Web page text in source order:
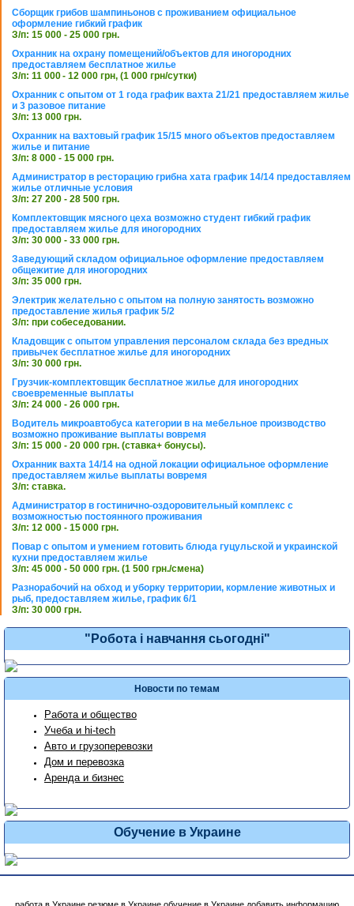
Сборщик грибов шампиньонов с проживанием официальное
оформление гибкий график
З/п: 15 000 - 25 000 грн.
Охранник на охрану помещений/объектов для иногородних
предоставляем бесплатное жилье
З/п: 11 000 - 12 000 грн, (1 000 грн/сутки)
Охранник с опытом от 1 года график вахта 21/21 предоставляем жилье
и 3 разовое питание
З/п: 13 000 грн.
Охранник на вахтовый график 15/15 много объектов предоставляем
жилье и питание
З/п: 8 000 - 15 000 грн.
Администратор в ресторацию грибна хата график 14/14 предоставляем
жилье отличные условия
З/п: 27 200 - 28 500 грн.
Комплектовщик мясного цеха возможно студент гибкий график
предоставляем жилье для иногородних
З/п: 30 000 - 33 000 грн.
Заведующий складом официальное оформление предоставляем
общежитие для иногородних
З/п: 35 000 грн.
Электрик желательно с опытом на полную занятость возможно
предоставление жилья график 5/2
З/п: при собеседовании.
Кладовщик с опытом управления персоналом склада без вредных
привычек бесплатное жилье для иногородних
З/п: 30 000 грн.
Грузчик-комплектовщик бесплатное жилье для иногородних
своевременные выплаты
З/п: 24 000 - 26 000 грн.
Водитель микроавтобуса категории в на мебельное производство
возможно проживание выплаты вовремя
З/п: 15 000 - 20 000 грн. (ставка+ бонусы).
Охранник вахта 14/14 на одной локации официальное оформление
предоставляем жилье выплаты вовремя
З/п: ставка.
Администратор в гостинично-оздоровительный комплекс с
возможностью постоянного проживания
З/п: 12 000 - 15 000 грн.
Повар с опытом и умением готовить блюда гуцульской и украинской
кухни предоставляем жилье
З/п: 45 000 - 50 000 грн. (1 500 грн./смена)
Разнорабочий на обход и уборку территории, кормление животных и
рыб, предоставляем жилье, график 6/1
З/п: 30 000 грн.
"Робота і навчання сьогодні"
Новости по темам
Работа и общество
Учеба и hi-tech
Авто и грузоперевозки
Дом и перевозка
Аренда и бизнес
Обучение в Украине
работа в Украине резюме в Украине обучение в Украине добавить информацию